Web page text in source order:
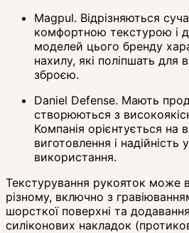
Magpul. Відрізняються
комфортною текстурою і
моделей цього бренду
нахилу, які поліпшать для
зброєю.
Daniel Defense. Мають
створюються з
Компанія орієнтується на
виготовлення і надійність
використання.
Текстурування рукояток може
різному, включно з
шорсткої поверхні та
силіконових накладок